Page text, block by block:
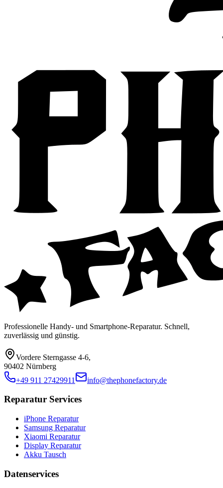
Professionelle Handy- und Smartphone-Reparatur. Schnell,
zuverlässig und günstig.
Vordere Sterngasse 4-6,
90402 Nürnberg
+49 911 27429911
info@thephonefactory.de
Reparatur Services
iPhone Reparatur
Samsung Reparatur
Xiaomi Reparatur
Display Reparatur
Akku Tausch
Datenservices